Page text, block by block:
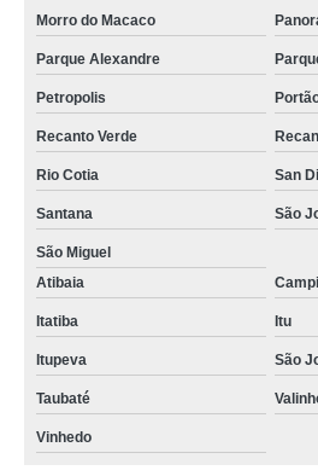
Morro do Macaco
Parque Alexandre
Petropolis
Recanto Verde
Rio Cotia San
Santana São
São Miguel
Atibaia
Itatiba Itu
Itupeva São
Taubaté
Vinhedo